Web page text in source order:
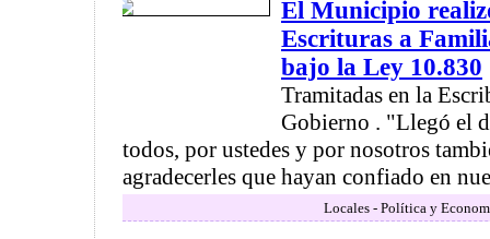
El Municipio
Escrituras a
bajo la Ley 10.830
Tramitadas en la
Gobierno . "Llegó el
todos, por ustedes y por nosotros
agradecerles que hayan confiado en
Locales - Política y